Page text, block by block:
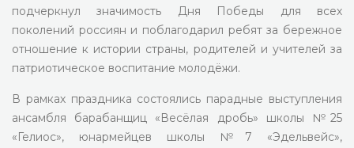
подчеркнул значимость Дня Победы для всех
поколений россиян и поблагодарил ребят за бережное
отношение к истории страны, родителей и учителей за
патриотическое воспитание молодёжи.
В рамках праздника состоялись парадные выступления
ансамбля барабанщиц «Весёлая дробь» школы №25
«Гелиос», юнармейцев школы №7 «Эдельвейс»,